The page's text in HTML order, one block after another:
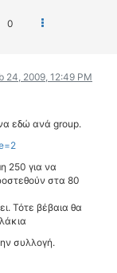
0
24, 2009, 12:49 PM
εδώ ανά group.
250 για να
στα 80
Τότε βέβαια θα
συλλογή.